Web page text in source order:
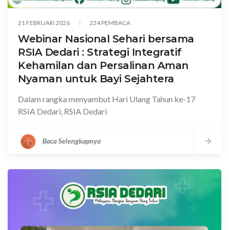
21 FEBRUARI 2026 224 PEMBACA
Webinar Nasional Sehari bersama
RSIA Dedari : Strategi Integratif
Kehamilan dan Persalinan Aman
Nyaman untuk Bayi Sejahtera
Dalam rangka menyambut Hari Ulang Tahun ke-17
RSIA Dedari, RSIA Dedari
Baca Selengkapnya